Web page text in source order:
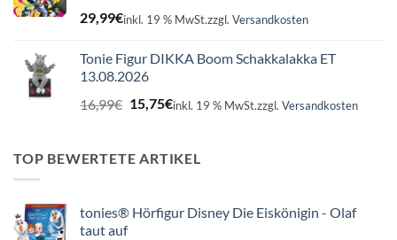
29,99€inkl. 19 % MwSt.zzgl. Versandkosten
Tonie Figur DIKKA Boom Schakkalakka ET
13.08.2026
16,99€ Ursprünglicher
16,99€
15,75€Aktueller
15,75€.
inkl. 19 % MwSt.zzgl. Versandkosten
TOP BEWERTETE ARTIKEL
tonies® Hörfigur Disney Die Eiskönigin - Olaf
taut auf